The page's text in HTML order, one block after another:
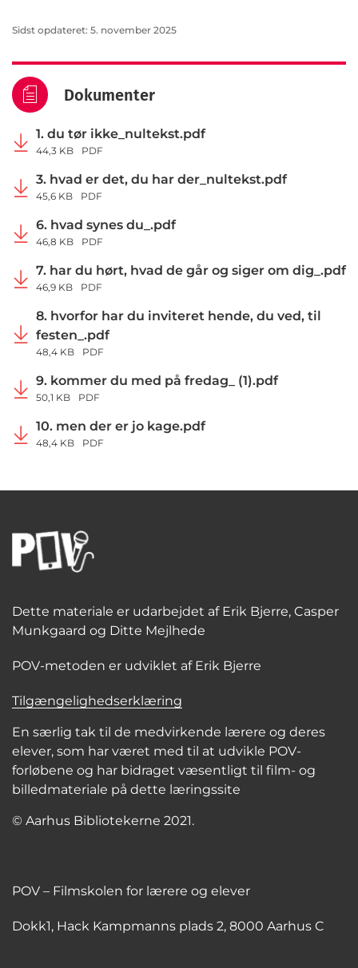
Sidst opdateret: 5. november 2025
Dokumenter
1. du tør ikke_nultekst.pdf
44,3 KB PDF
3. hvad er det, du har der_nultekst.pdf
45,6 KB PDF
6. hvad synes du_.pdf
46,8 KB PDF
7. har du hørt, hvad de går og siger om dig_.pdf
46,9 KB PDF
8. hvorfor har du inviteret hende, du ved, til
festen_.pdf
48,4 KB PDF
9. kommer du med på fredag_ (1).pdf
50,1 KB PDF
10. men der er jo kage.pdf
48,4 KB PDF
Dette materiale er udarbejdet af Erik Bjerre, Casper
Munkgaard og Ditte Mejlhede
POV-metoden er udviklet af Erik Bjerre
Tilgængelighedserklæring
En særlig tak til de medvirkende lærere og deres
elever, som har været med til at udvikle POV-
forløbene og har bidraget væsentligt til film- og
billedmateriale på dette læringssite
© Aarhus Bibliotekerne 2021.
POV – Filmskolen for lærere og elever
Dokk1, Hack Kampmanns plads 2, 8000 Aarhus C